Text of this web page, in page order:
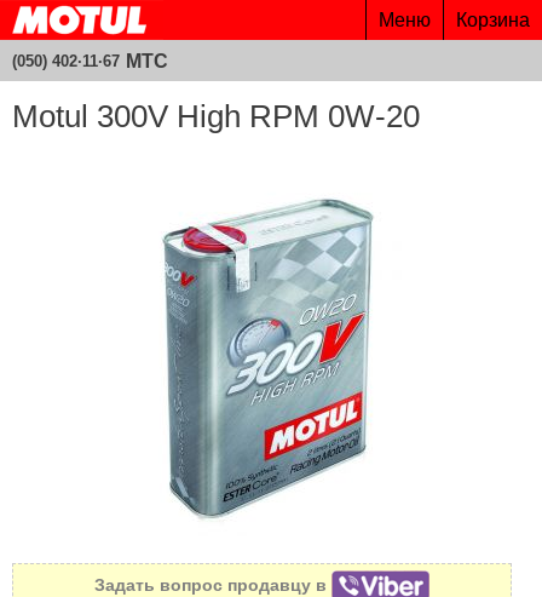
Motul 300V High RPM 0W-20
Задать вопрос продавцу в
Меню Корзина
(050) 402·11·67 МТС